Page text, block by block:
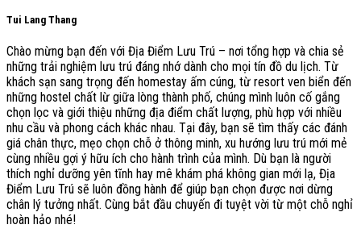
Tui Lang Thang
Chào mừng bạn đến với Địa Điểm Lưu Trú – nơi tổng hợp và chia sẻ
những trải nghiệm lưu trú đáng nhớ dành cho mọi tín đồ du lịch. Từ
khách sạn sang trọng đến homestay ấm cúng, từ resort ven biển đến
những hostel chất lừ giữa lòng thành phố, chúng mình luôn cố gắng
chọn lọc và giới thiệu những địa điểm chất lượng, phù hợp với nhiều
nhu cầu và phong cách khác nhau. Tại đây, bạn sẽ tìm thấy các đánh
giá chân thực, mẹo chọn chỗ ở thông minh, xu hướng lưu trú mới mẻ
cùng nhiều gợi ý hữu ích cho hành trình của mình. Dù bạn là người
thích nghỉ dưỡng yên tĩnh hay mê khám phá không gian mới lạ, Địa
Điểm Lưu Trú sẽ luôn đồng hành để giúp bạn chọn được nơi dừng
chân lý tưởng nhất. Cùng bắt đầu chuyến đi tuyệt vời từ một chỗ nghỉ
hoàn hảo nhé!